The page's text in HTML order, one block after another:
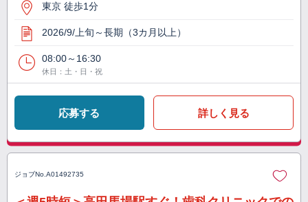
東京 徒歩1分
2026/9/上旬～長期（3カ月以上）
08:00～16:30
休日：土・日・祝
応募する 詳しく見る
ジョブNo. A01492735